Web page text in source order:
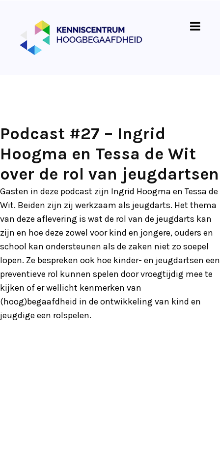
Podcast #27 – Ingrid
Hoogma en Tessa de Wit
over de rol van jeugdartsen
Gasten in deze podcast zijn Ingrid Hoogma en Tessa de
Wit. Beiden zijn zij werkzaam als jeugdarts. Het thema
van deze aflevering is wat de rol van de jeugdarts kan
zijn en hoe deze zowel voor kind en jongere, ouders en
school kan ondersteunen als de zaken niet zo soepel
lopen. Ze bespreken ook hoe kinder- en jeugdartsen een
preventieve rol kunnen spelen door vroegtijdig mee te
kijken of er wellicht kenmerken van
(hoog)begaafdheid in de ontwikkeling van kind en
jeugdige een rolspelen.